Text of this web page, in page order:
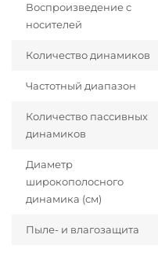
Воспроизведение с
носителей
Количество динамиков
Частотный диапазон
Количество пассивных
динамиков
Диаметр
широкополосного
динамика (см)
Пыле- и влагозащита